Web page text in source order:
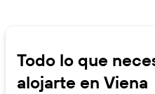
Todo lo que
alojarte en Viena